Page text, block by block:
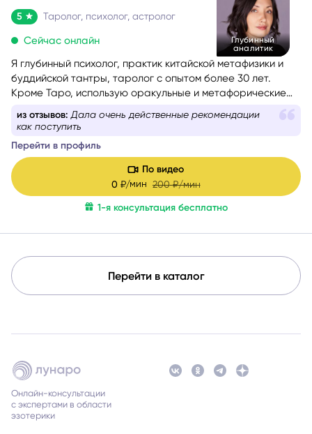
Глубинный
аналитик
5 Таролог, психолог, астролог
Сейчас онлайн
Я глубинный психолог, практик китайской метафизики и
буддийской тантры, таролог с опытом более 30 лет.
Кроме Таро, использую оракульные и метафорические
благоприятных условий для важных событий применяю
сложным выбором или чувствуете, что попали в ловушку
повторяющегося сценария, испытываете тревогу и не
понимаете, что делать дальше, я бережно помогу вам
разобраться в ситуации, найти решение или определить
стратегию движения к цели, обрести уверенность.
из отзывов: Дала очень действенные рекомендации
как поступить
Перейти в профиль
По видео
0 ₽/мин 200 ₽/мин
1-я консультация бесплатно
Перейти в каталог
Онлайн-консультации
с экспертами в области
эзотерики